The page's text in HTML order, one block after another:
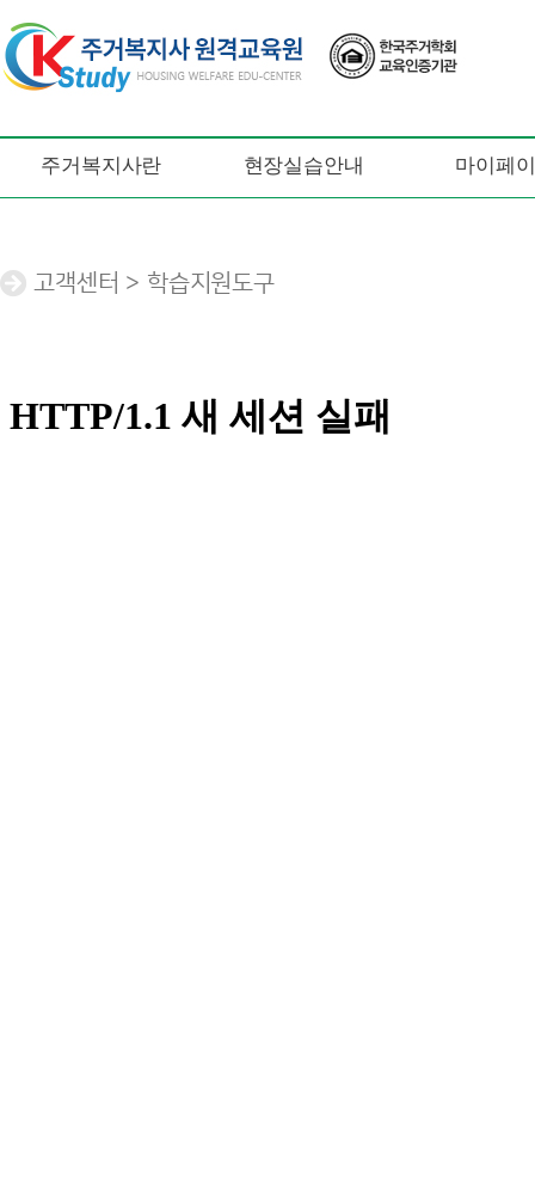
주거복지사란 현장실습안내 마이페
고객센터 > 학습지원도구